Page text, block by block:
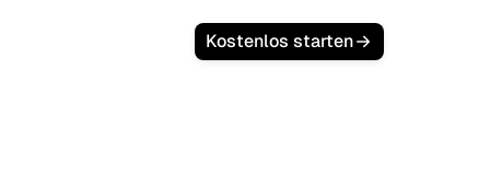
Kostenlos starten